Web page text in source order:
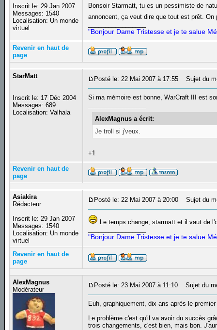
Inscrit le: 29 Jan 2007
Messages: 1540
Localisation: Un monde
virtuel
Bonsoir Starmatt, tu es un pessimiste de
annoncent, ça veut dire que tout est prêt.
"Bonjour Dame Tristesse et je te salue
Revenir en haut de
page
StarMatt
Inscrit le: 17 Déc 2004
Messages: 689
Localisation: Valhala
Posté le: 22 Mai 2007 à 17:55 Sujet du
Si ma mémoire est bonne, WarCraft III est
AlexMagnus a écrit:
Je troll si j'veux.
+1
Revenir en haut de
page
Asiakira
Rédacteur
Inscrit le: 29 Jan 2007
Messages: 1540
Localisation: Un monde
virtuel
Posté le: 22 Mai 2007 à 20:00 Sujet du
Le temps change, starmatt et il vaut de
"Bonjour Dame Tristesse et je te salue
Revenir en haut de
page
AlexMagnus
Modérateur
Posté le: 23 Mai 2007 à 11:10 Sujet du
Euh, graphiquement, dix ans après le
Le problème c'est qu'il va avoir du succès
trois changements, c'est bien, mais bon.